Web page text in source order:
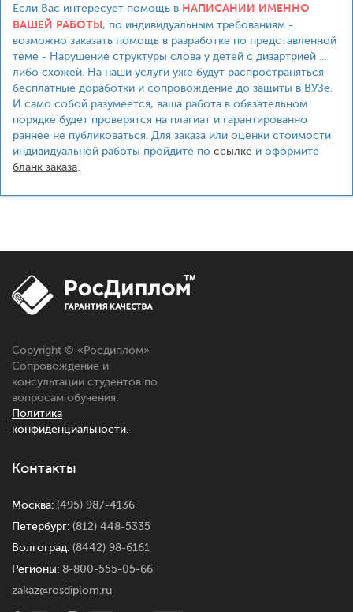
Если Вас интересует помощь в НАПИСАНИИ ИМЕННО
ВАШЕЙ РАБОТЫ, по индивидуальным требованиям -
возможно заказать помощь в разработке по представленной
теме - Нарушение структуры слова у детей с дизартрией ...
либо схожей. На наши услуги уже будут распространяться
бесплатные доработки и сопровождение до защиты в ВУЗе.
И само собой разумеется, ваша работа в обязательном
порядке будет проверятся на плагиат и гарантированно
раннее не публиковаться. Для заказа или оценки стоимости
индивидуальной работы пройдите по ссылке и оформите
бланк заказа
Copyright © «Росдиплом»
Сопровождение и
консультации студентов по
вопросам обучения.
Политика
конфиденциальности.
Контакты
Москва: (495) 987-4136
Петербург: (812) 448-5335
Волгоград: (8442) 98-6161
Регионы: 8-800-555-05-66
zakaz@rosdiplom.ru